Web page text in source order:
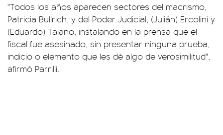
"Todos los años aparecen sectores del macrismo,
Patricia Bullrich, y del Poder Judicial, (Julián) Ercolini y
(Eduardo) Taiano, instalando en la prensa que el
fiscal fue asesinado, sin presentar ninguna prueba,
indicio o elemento que les dé algo de verosimilitud",
afirmó Parrilli.